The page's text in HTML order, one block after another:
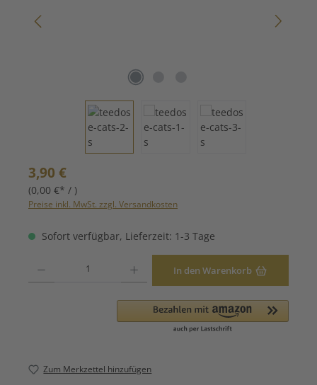
Regulärer Preis:
3,90 €
(0,00 €* / )
Preise inkl. MwSt. zzgl. Versandkosten
Sofort verfügbar, Lieferzeit: 1-3 Tage
In den Warenkorb
Zum Merkzettel hinzufügen